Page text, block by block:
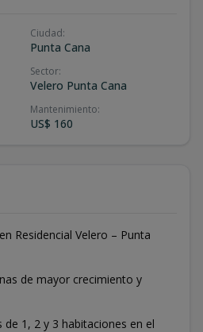
Ciudad:
Punta Cana
Sector:
Velero Punta Cana
Mantenimiento:
US$ 160
Residencial Velero – Punta
de mayor crecimiento y
1, 2 y 3 habitaciones en el